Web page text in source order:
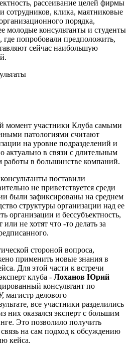
рассеивание целей фирмы
сотрудников, клика, маятниковые
порядка,
молодые консультанты и студенты
где попробовали предположить,
сейчас наибольшую
момент участники Клуба самыми
патологиями считают
на уровне подразделений и
актуально в связи с длительным
в большинстве компаний.
поставили
не приветствуется среди
были зафиксированы на среднем
структуры организации над ее
организации и бессубъектность,
не хотят что -то делать за
стороной вопроса,
применить новые знания в
Для этой части к встречи
клуба - Лоханов Юрий
консультант по
делового
все участники разделились
них оказался эксперт с большим
Это позволило получить
на сам подход к обсуждению
кейса.